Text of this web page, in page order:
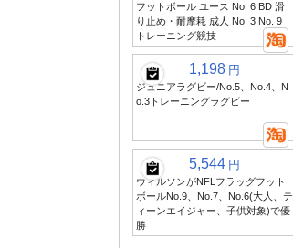
フットボール ユース No. 6 BD 滑
り止め・耐摩耗 成人 No. 3 No. 9
トレーニング競技
1,198 円
ジュニアラグビー/No.5、No.4、N
o.3トレーニングラグビー
5,544 円
ウィルソンがNFLフラッグフット
ボールNo.9、No.7、No.6(大人、テ
ィーンエイジャー、子供対象)で優
勝